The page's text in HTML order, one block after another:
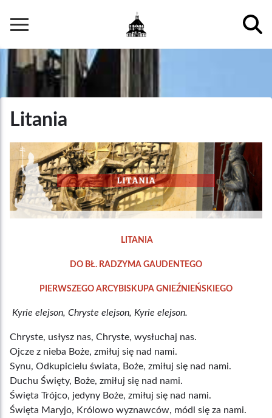
do
treści
Główna
nawigacja
Litania
LITANIA
DO BŁ. RADZYMA GAUDENTEGO
PIERWSZEGO ARCYBISKUPA GNIEŹNIEŃSKIEGO
Kyrie elejson, Chryste elejson, Kyrie elejson.
Chryste, usłysz nas, Chryste, wysłuchaj nas.
Ojcze z nieba Boże, zmiłuj się nad nami.
Synu, Odkupicielu świata, Boże, zmiłuj się nad nami.
Duchu Święty, Boże, zmiłuj się nad nami.
Święta Trójco, jedyny Boże, zmiłuj się nad nami.
Święta Maryjo, Królowo wyznawców, módl się za nami.